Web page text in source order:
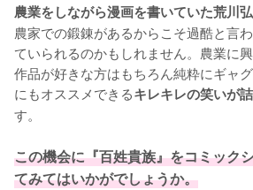
農業をしながら漫画を書いていた荒川弘
農家での鍛錬があるからこそ過酷と言
ていられるのかもしれません。農業に
作品が好きな方はもちろん純粋にギャ
にもオススメできるキレキレの笑いが
す。
この機会に『百姓貴族』をコミック
てみてはいかがでしょうか。